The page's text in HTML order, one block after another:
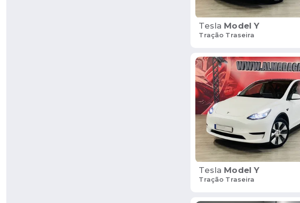
Tesla Model Y
Tração Traseira
Tesla Model Y
Tração Traseira